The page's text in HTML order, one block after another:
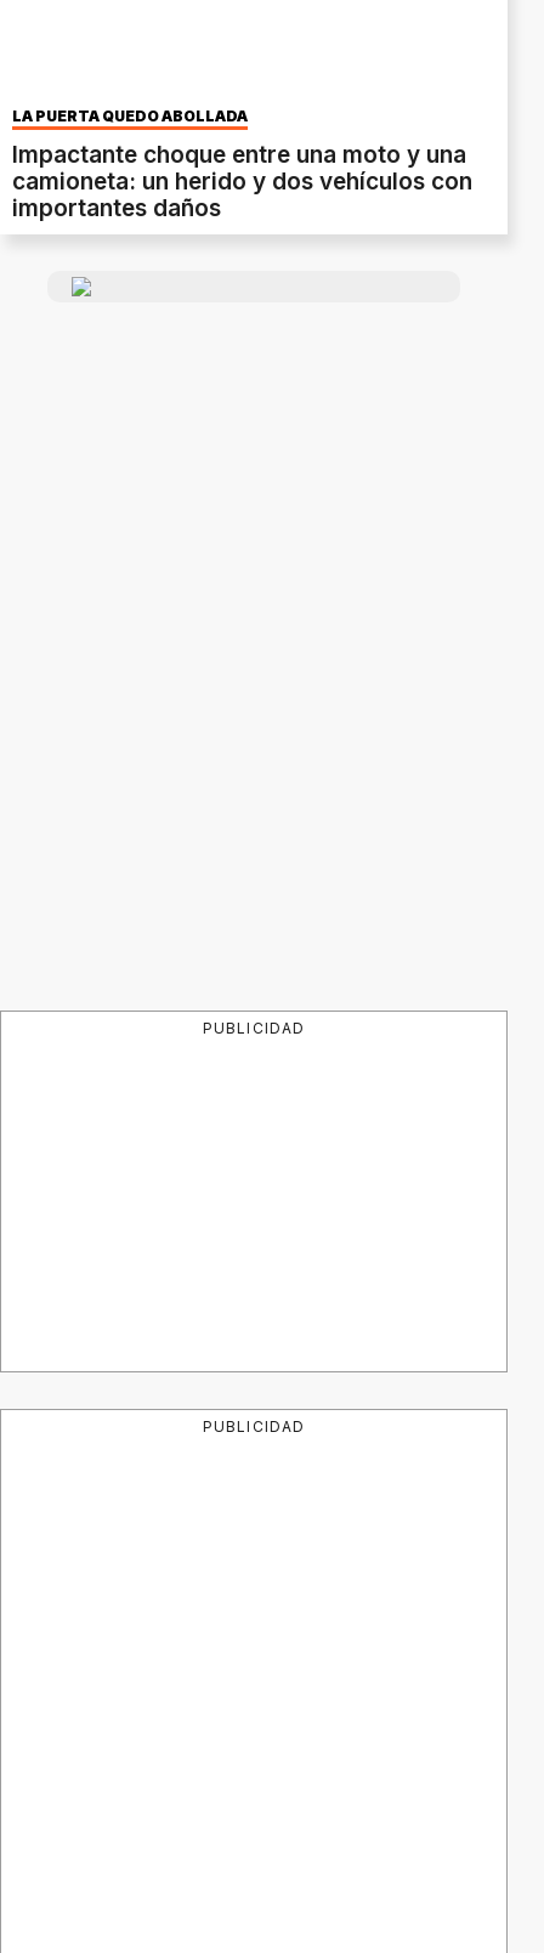
LA PUERTA QUEDÓ ABOLLADA
Impactante choque entre una moto y una
camioneta: un herido y dos vehículos con
importantes daños
PUBLICIDAD
PUBLICIDAD